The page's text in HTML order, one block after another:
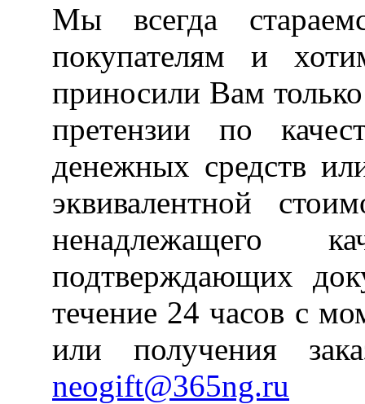
Мы всегда
покупателям и
приносили Вам
претензии по
денежных средств
эквивалентной
ненадлежащего
подтверждающих
течение 24 часов с
или получения
neogift@365ng.ru